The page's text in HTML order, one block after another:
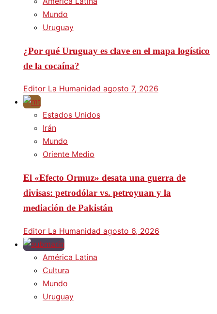
Mundo
Uruguay
¿Por qué Uruguay es clave en el mapa logístico
de la cocaína?
Editor La Humanidad agosto 7, 2026
Estados Unidos
Irán
Mundo
Oriente Medio
El «Efecto Ormuz» desata una guerra de
divisas: petrodólar vs. petroyuan y la
mediación de Pakistán
Editor La Humanidad agosto 6, 2026
América Latina
Cultura
Mundo
Uruguay